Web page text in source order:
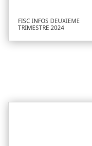
FISC INFOS DEUXIEME
TRIMESTRE 2024